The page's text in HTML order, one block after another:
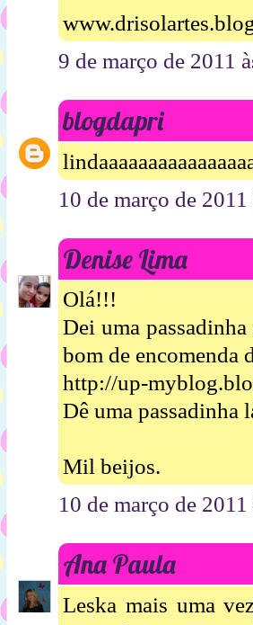
9 de março de 2011
blogdapri
10 de março de
Denise Lima
Olá!!!
Dei uma
bom de encomenda
http://up-
Dê uma passadinha
Mil beijos.
10 de março de
Ana Paula
Leska mais uma